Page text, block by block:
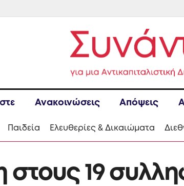
Ανακοινώσεις Απόψεις
Παιδεία Ελευθερίες & Δικαιώματα
19